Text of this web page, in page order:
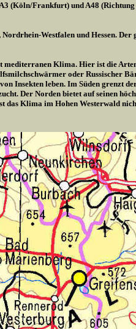
(Köln/Frankfurt) und A48
Westfalen und Hessen.
mediterranen Klima. Hier ist die
oder Russischer
Insekten leben. Im Süden grenzt
Der Norden bietet auf seinen
das Klima im Hohen Westerwald